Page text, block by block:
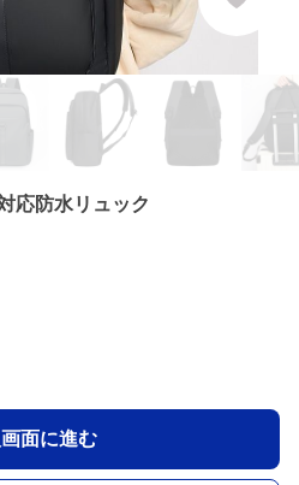
応防水リュック
面に進む